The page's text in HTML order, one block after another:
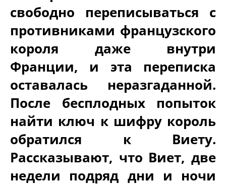
свободно переписываться с
противниками французского
короля даже внутри
Франции, и эта переписка
оставалась неразгаданной.
После бесплодных попыток
найти ключ к шифру король
обратился к Виету.
Рассказывают, что Виет, две
недели подряд дни и ночи